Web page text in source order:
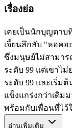
เรื่องย่อ
เคยเป็นนักบุญดาบ
เจี้ยนลึกลับ "หอคอ
ซึ่งมนุษย์ไม่สามาร
ระดับ 99 แต่เขาไ
ระดับ 99 และเริ่ม
แข็งแกร่งกว่าเดิม
พร้อมกับเพื่อนที่ไว้
อ่านเพิ่มเติม